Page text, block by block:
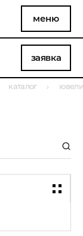
меню
заявка
каталог